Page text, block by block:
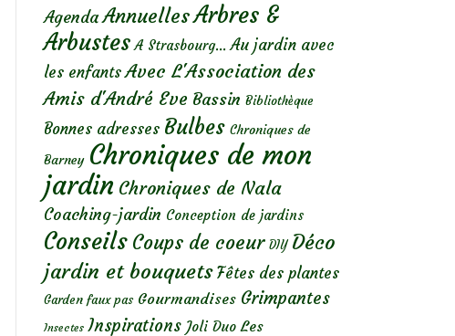
Agenda AnnuellesArbres &
Arbustes A Strasbourg... Au jardin avec
les enfants Avec L'Association des
Amis d'André Eve Bassin Bibliothèque
Bonnes adresses Bulbes Chroniques de
Barney Chroniques de mon
jardin Chroniques de Nala
Coaching-jardin Conception de jardins
Conseils Coups de coeur DIY Déco
jardin et bouquets Fêtes des plantes
Garden faux pas Gourmandises Grimpantes
Insectes Inspirations Joli Duo Les